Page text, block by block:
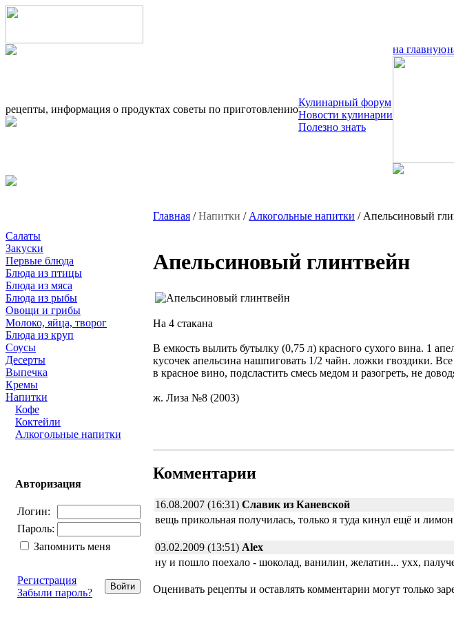
на главную
рецепты, информация о продуктах советы по приготовлению
Кулинарный форум
Новости кулинарии
Полезно знать
Салаты
Закуски
Первые блюда
Блюда из птицы
Блюда из мяса
Блюда из рыбы
Овощи и грибы
Молоко, яйца, творог
Блюда из круп
Соусы
Десерты
Выпечка
Кремы
Напитки
Кофе
Коктейли
Алкогольные напитки
Авторизация
Логин:
Пароль:
Запомнить меня
Регистрация
Забыли пароль?
Главная /Напитки / Алкогольные напитки / Апельсиновый
Апельсиновый глинтвейн
На 4 стакана
В емкость вылить бутылку (0,75 л) красного сухого вина. 1
кусочек апельсина нашпиговать 1/2 чайн. ложки гвоздики.
в красное вино, подсластить смесь медом и разогреть, не
ж. Лиза №8 (2003)
Комментарии
16.08.2007 (16:31) Славик из Каневской
вещь прикольная получилась, только я туда кинул ещё и
03.02.2009 (13:51) Alex
ну и пошло поехало - шоколад, ванилин, желатин... ухх,
Оценивать рецепты и оставлять комментарии могут только